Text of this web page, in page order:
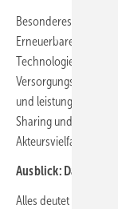
Besonderes Gewicht
Erneuerbare wie
Technologien leisten
und leistungsgerecht
Sharing und neue
Akteursvielfalt,
Ausblick: Das EEG
Alles deutet darauf